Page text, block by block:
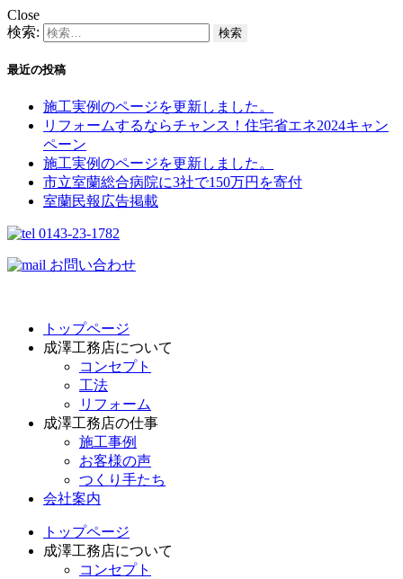
Close
検索:
最近の投稿
施工実例のページを更新しました。
リフォームするならチャンス！住宅省エネ2024キャン
ペーン​
施工実例のページを更新しました。
市立室蘭総合病院に3社で150万円を寄付
室蘭民報広告掲載
0143-23-1782
お問い合わせ
トップページ
成澤工務店について
コンセプト
工法
リフォーム
成澤工務店の仕事
施工事例
お客様の声
つくり手たち
会社案内
トップページ
成澤工務店について
コンセプト